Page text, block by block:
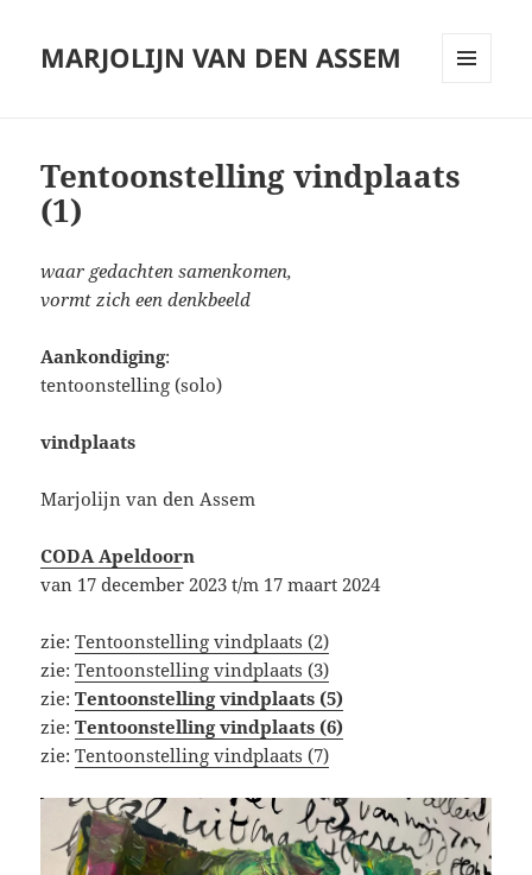
MARJOLIJN VAN DEN ASSEM
Tentoonstelling vindplaats
(1)
waar gedachten samenkomen,
vormt zich een denkbeeld
Aankondiging:
tentoonstelling (solo)
vindplaats
Marjolijn van den Assem
CODA Apeldoorn
van 17 december 2023 t/m 17 maart 2024
zie:Tentoonstelling vindplaats (2)
zie:Tentoonstelling vindplaats (3)
zie:Tentoonstelling vindplaats (5)
zie:Tentoonstelling vindplaats (6)
zie:Tentoonstelling vindplaats (7)